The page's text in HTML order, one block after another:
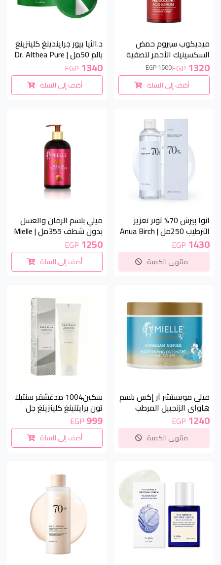
ميديكوب سيروم حمض
السكسينيك الأحمر لتصفية
البشرة 40 جم | Medicube
Red Succinic Acid Clarifying
Serum 40ml
1320
EGP
1500 EGP
أضف إلى السلة
د.الثيا بيور جرايندينغ كلينزينغ
بالم 50مل | Dr. Althea Pure
Grinding Cleansing Balm
50ml
1340
EGP
أضف إلى السلة
انوا بيرش 70% تونر تعزيز
الترطيب 250مل | Anua Birch
70% Moisture Boosting
Toner 250ml
1430
EGP
منتهى الكمية
ميلي بلسم الرمان والعسل
بدون شطف 355مل | Mielle
Pomegranate & Honey
Leave-In Conditioner
355ml
1250
EGP
أضف إلى السلة
ميلي مويستشر آر إكس بلسم
هاواي الزنجبيل المرطب
Moisture RX Hawaiian
Ginger Moisturizing
Overnight Conditioner
1240
EGP
منتهى الكمية
سكين1004 مدغشقر سنتيلا
تون برايتنينغ كلينزينغ جل
Madagascar Centella Tone
Brightening Cleansing Gel
Foam 125ml
999
EGP
أضف إلى السلة